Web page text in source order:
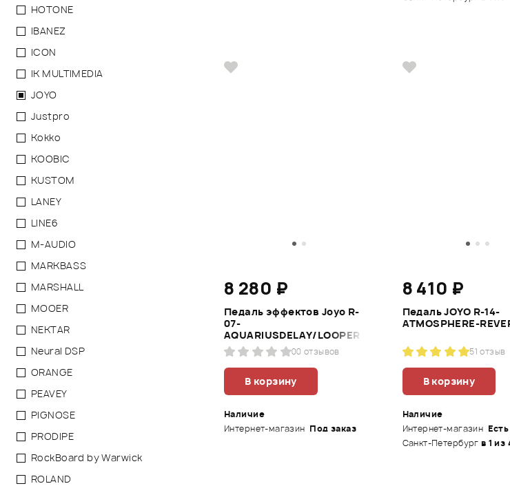
HOTONE
IBANEZ
ICON
IK MULTIMEDIA
JOYO
Justpro
Kokko
KOOBIC
KUSTOM
LANEY
LINE6
M-AUDIO
MARKBASS
MARSHALL
MOOER
NEKTAR
Neural DSP
ORANGE
PEAVEY
PIGNOSE
PRODIPE
RockBoard by Warwick
ROLAND
8 280 ₽
Педаль эффектов Joyo R-
07-
AQUARIUSDELAY/LOOPER
00 отзывов
В корзину
Наличие
Интернет-магазин Под заказ
8 410 ₽
Педаль JOYO R-14-
ATMOSPHERE-
51 отзыв
В корзину
Наличие
Интернет-магазин Есть
Санкт-Петербург в 1 из